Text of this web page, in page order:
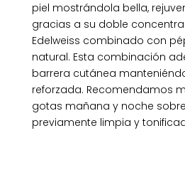
piel mostrándola bella,
gracias a su doble
Edelweiss combinado con
natural. Esta combinación
barrera cutánea
reforzada. Recomendamos
gotas mañana y noche
previamente limpia y